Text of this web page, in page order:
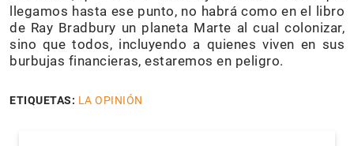
llegamos hasta ese punto, no habrá como en el libro
de Ray Bradbury un planeta Marte al cual colonizar,
sino que todos, incluyendo a quienes viven en sus
burbujas financieras, estaremos en peligro.
ETIQUETAS: LA OPINIÓN